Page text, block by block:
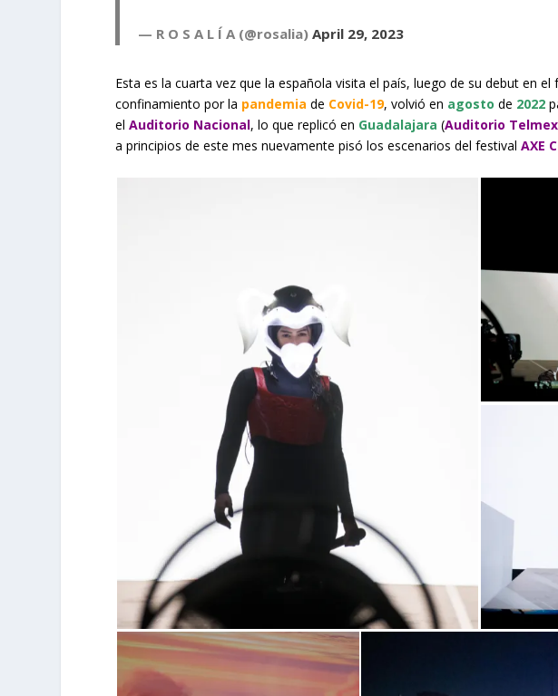
— R O S A L Í A (@rosalia)April 29, 2023
Esta es la cuarta vez que la española visita el país, luego de su debut en el
confinamiento por la pandemia de Covid-19, volvió en agosto de 2022
elAuditorio Nacional, lo que replicó en Guadalajara (Auditorio Telmex
a principios de este mes nuevamente pisó los escenarios del festivalAXE